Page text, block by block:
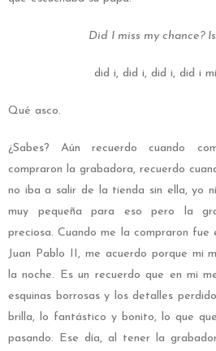
Did I miss my chance?
did i, did i, did i, did i
Qué asco.
¿Sabes? Aún recuerdo cuando
compraron la grabadora, recuerdo
no iba a salir de la tienda sin ella, yo
muy pequeña para eso pero la
preciosa. Cuando me la compraron
Juan Pablo II, me acuerdo porque mi
la noche. Es un recuerdo que en mi
esquinas borrosas y los detalles
brilla, lo fantástico y bonito, lo que
pasando. Ese día, al tener la